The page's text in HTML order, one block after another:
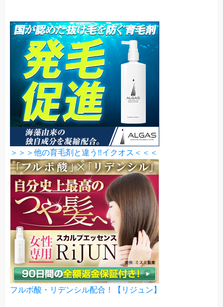
＞＞＞他の育毛剤と違う‼イクオス＜＜＜
フルボ酸・リデンシル配合！【リジュン】